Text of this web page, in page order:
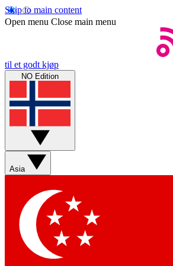
Skip to main content
Open menu Close main menu
til et godt kjøp
NO Edition
Asia